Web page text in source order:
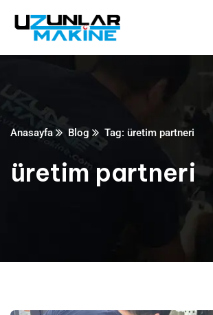
Anasayfa Blog Tag: üretim partneri
üretim partneri